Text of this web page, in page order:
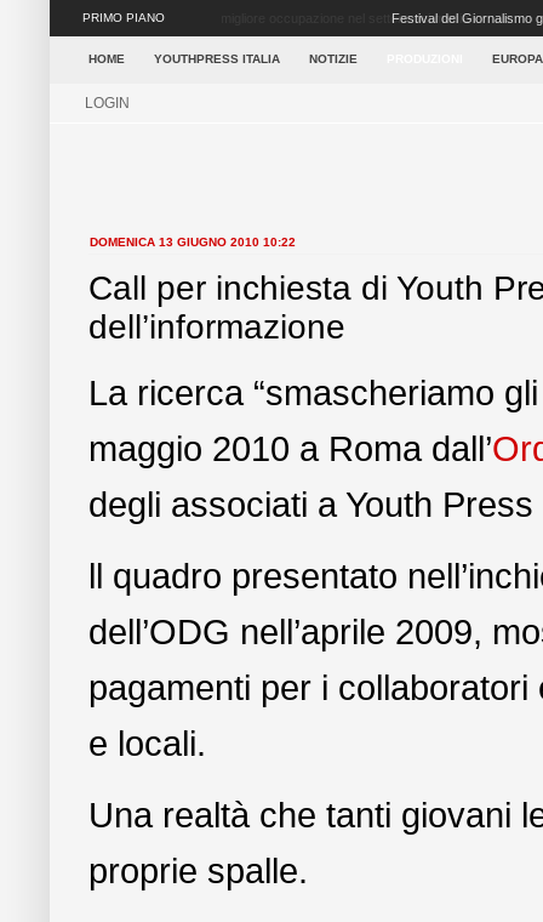
PRIMO PIANO Ritorna il Festival del Giornalismo Giovane a
settore dei media ...
HOME YOUTHPRESS ITALIA NOTIZIE
LOGIN
DOMENICA 13 GIUGNO 2010 10:22
Call per inchiesta di Youth
dell’informazione
La ricerca “smascheriamo
maggio 2010 a Roma dall’
degli associati a Youth Press
ll quadro presentato
dell’ODG nell’aprile 2009,
pagamenti per i
e locali.
Una realtà che tanti giovani
proprie spalle.